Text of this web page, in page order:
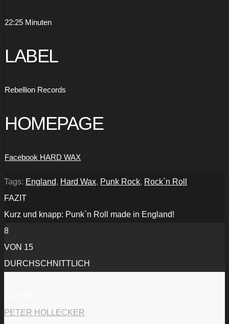
22:25 Minuten
LABEL
Rebellion Records
HOMEPAGE
Facebook HARD WAX
Tags: England, Hard Wax, Punk Rock, Rock`n Roll
FAZIT
Kurz und knapp: Punk`n Roll made in England!
8
VON 15
DURCHSCHNITTLICH
PETER HOLLECKER